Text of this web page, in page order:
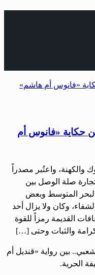
حكاية «فانوس أم
والكهنة، واعتُبر مصدراً
صلة الوصل بين
المتوسط وبعض
وكان ولا يزال أحد
القديمة رمزاً للقوة
والثبات وحتى […]
بين رواية «قنديل أم
الحرية.